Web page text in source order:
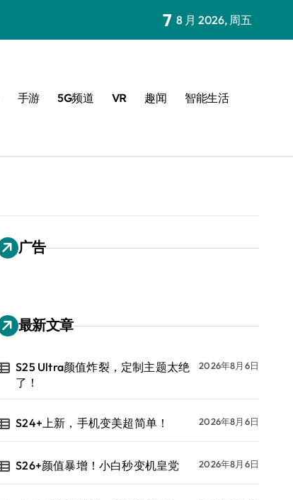
7 8 月 2026, 周五
手游 5G频道 VR 趣闻 智能生活
广告
最新文章
S25 Ultra颜值炸裂，定制主题太绝
了！
2026年8月6日
S24+上新，手机变美超简单！ 2026年8月6日
S26+颜值暴增！小白秒变机皇党 2026年8月6日